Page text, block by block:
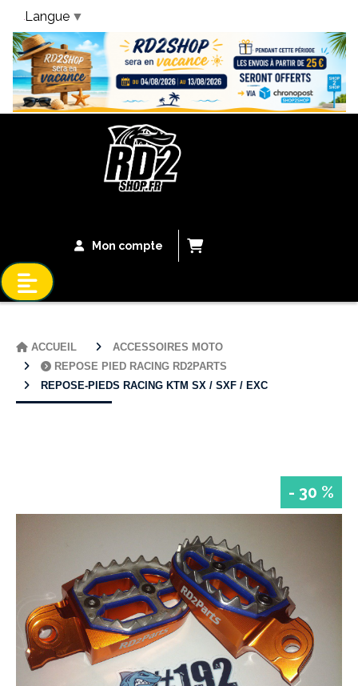
Bandeau Vacances
Mon compte
ACCUEIL
ACCESSOIRES MOTO
REPOSE PIED RACING RD2PARTS
REPOSE-PIEDS RACING KTM SX / SXF / EXC
- 30 %
Langue ▼